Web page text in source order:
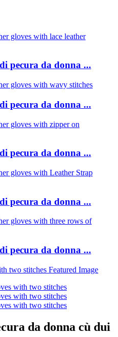
pecura da donna ...
pecura da donna ...
pecura da donna ...
pecura da donna ...
pecura da donna ...
da donna cù dui